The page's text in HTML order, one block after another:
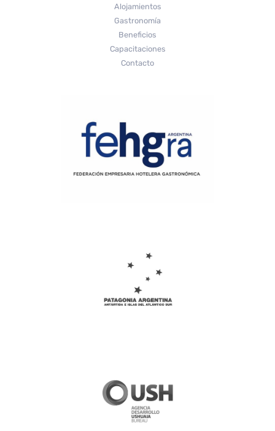
Alojamientos
Gastronomía
Beneficios
Capacitaciones
Contacto